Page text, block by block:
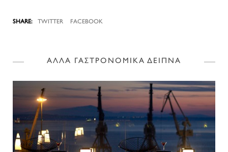
TWITTER FACEBOOK
ΑΛΛΑ ΓΑΣΤΡΟΝΟΜΙΚΑ ΔΕΙΠΝΑ